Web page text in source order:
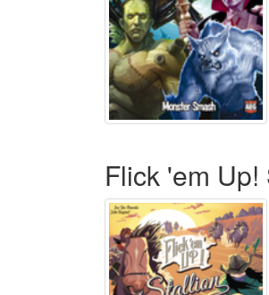
Flick 'em